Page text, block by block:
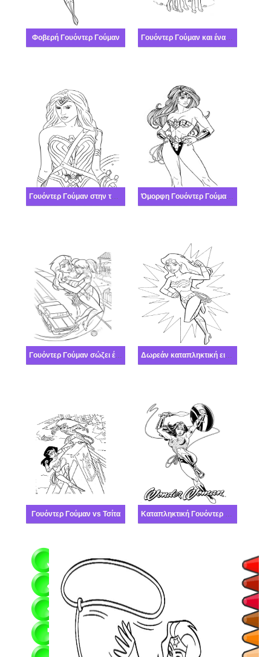
Φοβερή Γουόντερ Γούμαν Γουόντερ Γούμαν και ένα ελάφι
Γουόντερ Γούμαν στην ταινία Όμορφη Γουόντερ Γούμαν που στέκεται
Γουόντερ Γούμαν σώζει ένα μικρό κορίτσι Δωρεάν καταπληκτική εικόνα Γουόντερ Γούμαν
Γουόντερ Γούμαν vs Τσίτα Καταπληκτική Γουόντερ Γούμαν δωρεάν